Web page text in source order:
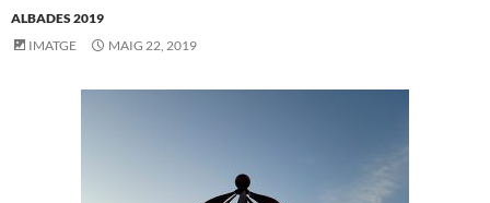
ALBADES 2019
IMATGE
MAIG 22, 2019